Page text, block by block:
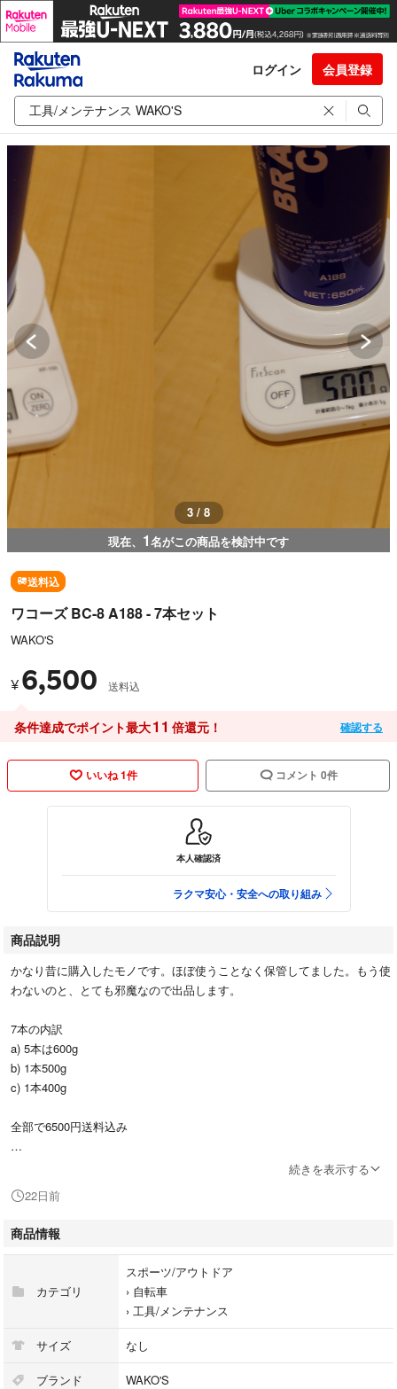
ログイン 会員登録
3 / 8
現在、 1名がこの商品を検討中です
送料込
ワコーズ BC-8 A188 - 7本セット
WAKO'S
¥ 6,500 送料込
条件達成でポイント最大11 倍還元！ 確認する
いいね 1件 コメント 0件
本人確認済
ラクマ安心・安全への取り組み
商品説明
かなり昔に購入したモノです。ほぼ使うことなく保管してました。もう使
わないのと、とても邪魔なので出品します。
7本の内訳
a) 5本は600g
b) 1本500g
c) 1本400g
全部で6500円送料込み
相談には乗りますが、過度な値下げは対応すること無く即ブラリします。
「ワコーズ BC-8 ブレーキ&パーツクリーナー 中間性 650ml A188」
#A188
#スポーツ/アウトドア
#自転車
続きを表示する
22日前
商品情報
カテゴリ
スポーツ/アウトドア
› 自転車
› 工具/メンテナンス
サイズ なし
ブランド WAKO'S